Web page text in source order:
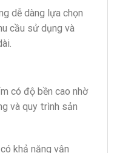
dễ dàng lựa chọn
cầu sử dụng và
có độ bền cao nhờ
và quy trình sản
khả năng vận